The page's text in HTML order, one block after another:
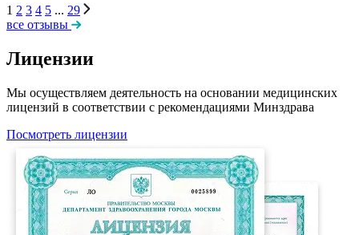
1 2 3 4 5 ... 29
все отзывы
Лицензии
Мы осуществляем деятельность на основании медицинских
лицензий в соответствии с рекомендациями Минздрава
Посмотреть лицензии